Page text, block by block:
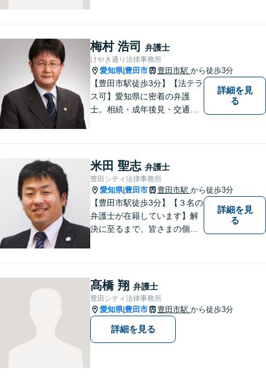
お困りの方はなんでもご相談
ください。先を見据えた解決
策をご提案いたします。
梅村 浩司 弁護士
けやき通り法律事務所
愛知県| 豊田市 豊田市駅 から徒歩3分
【豊田市駅徒歩3分】【法テラ
ス可】愛知県に密着の弁護
士。相続・成年後見・交通事
談ください。【駐車場あり】
詳細を見
る
米田 聖志 弁護士
豊田シティ法律事務所
愛知県| 豊田市 豊田市駅 から徒歩3分
【豊田市駅徒歩3分】【３名の
弁護士が在籍しています】解
決に至るまで、皆さまの個別
続問題／刑事事件／企業法務
など幅広く対応。どうぞお気
軽にご相談ください。
詳細を見
る
髙橋 翔 弁護士
豊田シティ法律事務所
愛知県| 豊田市 豊田市駅 から徒歩3分
詳細を見る